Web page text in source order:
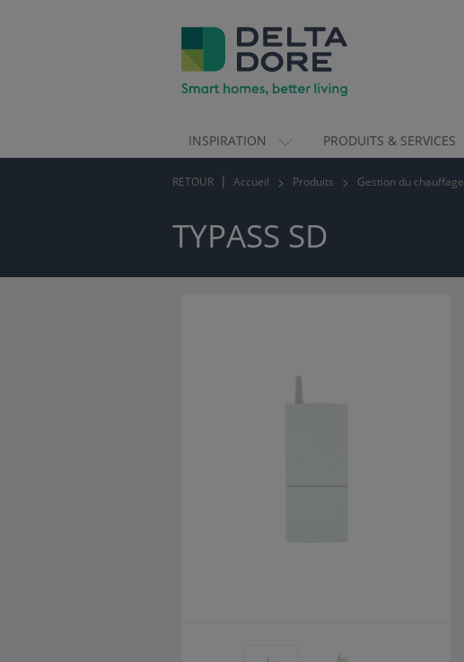
INSPIRATION PRODUITS & SERVICES
RETOUR Accueil Produits Gestion du chauffage
TYPASS SD